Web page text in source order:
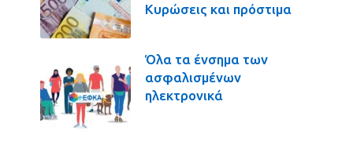
Κυρώσεις και πρόστιμα
Όλα τα ένσημα των
ασφαλισμένων
ηλεκτρονικά